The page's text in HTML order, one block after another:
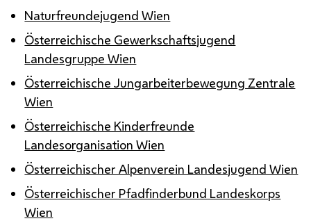
Naturfreundejugend Wien
Österreichische Gewerkschaftsjugend
Landesgruppe Wien
Österreichische Jungarbeiterbewegung Zentrale
Wien
Österreichische Kinderfreunde
Landesorganisation Wien
Österreichischer Alpenverein Landesjugend Wien
Österreichischer Pfadfinderbund Landeskorps
Wien